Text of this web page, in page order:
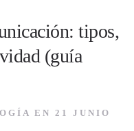
tipos,
(guía
EN 21 JUNIO